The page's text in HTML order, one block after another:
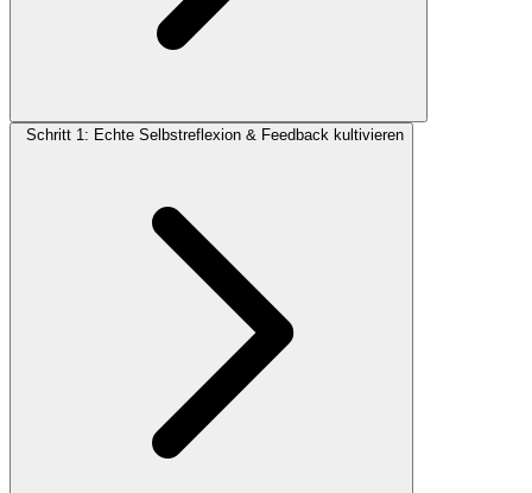
Schritt 1: Echte Selbstreflexion & Feedback kultivieren